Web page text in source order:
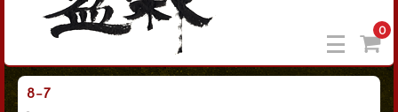
0
8-7